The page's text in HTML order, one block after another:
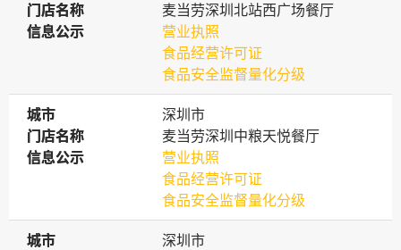
门店名称
门店名称
麦当劳深圳北站西广场餐厅
信息公示
信息公示
营业执照
食品经营许可证
食品安全监督量化分级
城市
城市
深圳市
门店名称
门店名称
麦当劳深圳中粮天悦餐厅
信息公示
信息公示
营业执照
食品经营许可证
食品安全监督量化分级
城市
城市
深圳市